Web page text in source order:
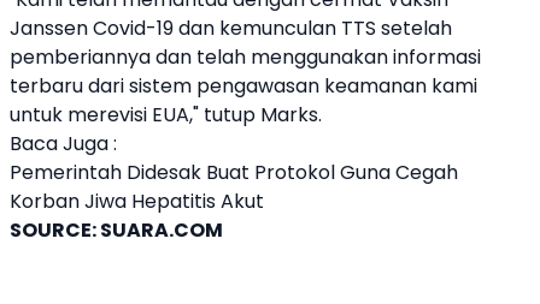
Janssen Covid-19 dan kemunculan TTS setelah
pemberiannya dan telah menggunakan informasi
terbaru dari sistem pengawasan keamanan kami
untuk merevisi EUA," tutup Marks.
Baca Juga :
Pemerintah Didesak Buat Protokol Guna Cegah
Korban Jiwa Hepatitis Akut
SOURCE:SUARA.COM